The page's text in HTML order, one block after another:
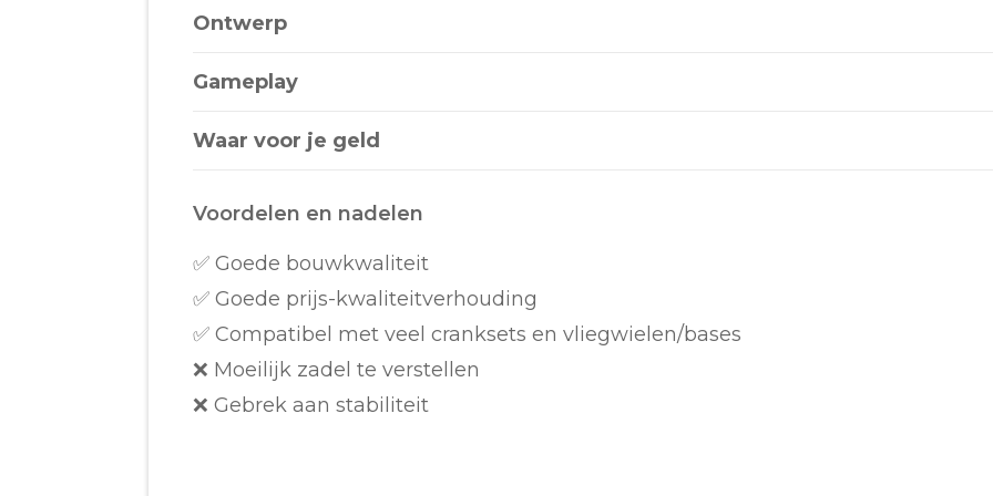
Ontwerp
Gameplay
Waar voor je geld
Voordelen en nadelen
✅ Goede bouwkwaliteit
✅ Goede prijs-kwaliteitverhouding
✅ Compatibel met veel cranksets en vliegwielen/bases
❌ Moeilijk zadel te verstellen
❌ Gebrek aan stabiliteit